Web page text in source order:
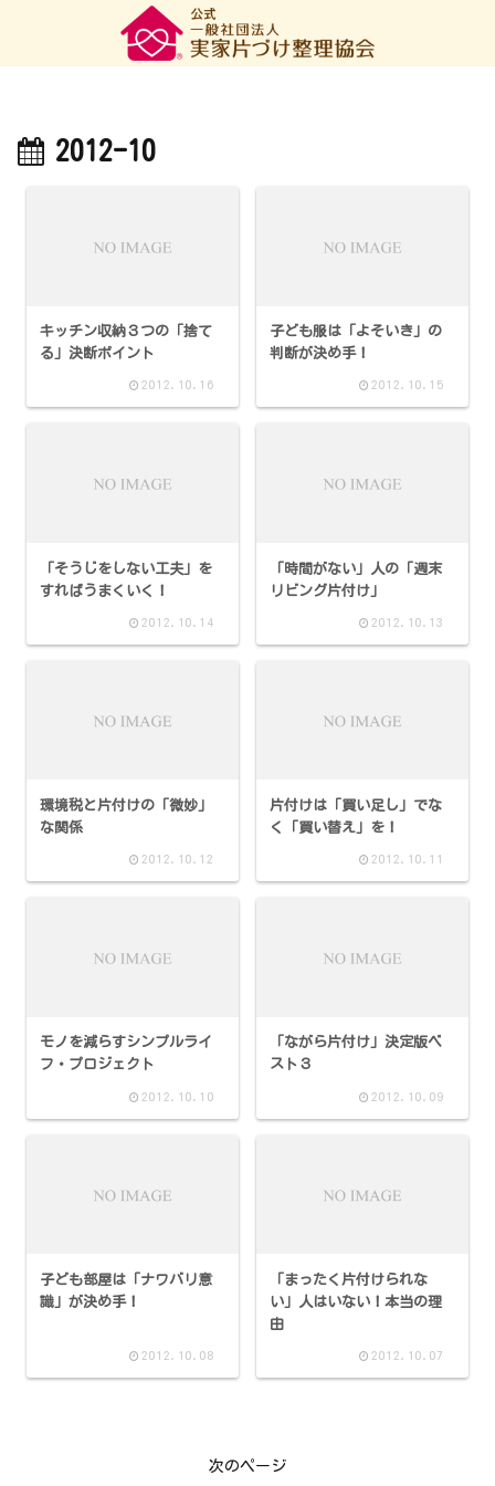
2012-10
キッチン収納３つの「捨て
る」決断ポイント
2012.10.16
子ども服は「よそいき」の
判断が決め手！
2012.10.15
「そうじをしない工夫」を
すればうまくいく！
2012.10.14
「時間がない」人の「週末
リビング片付け」
2012.10.13
環境税と片付けの「微妙」
な関係
2012.10.12
片付けは「買い足し」でな
く「買い替え」を！
2012.10.11
モノを減らすシンプルライ
フ・プロジェクト
2012.10.10
「ながら片付け」決定版ベ
スト３
2012.10.09
子ども部屋は「ナワバリ意
識」が決め手！
2012.10.08
「まったく片付けられな
い」人はいない！本当の理
由
2012.10.07
次のページ